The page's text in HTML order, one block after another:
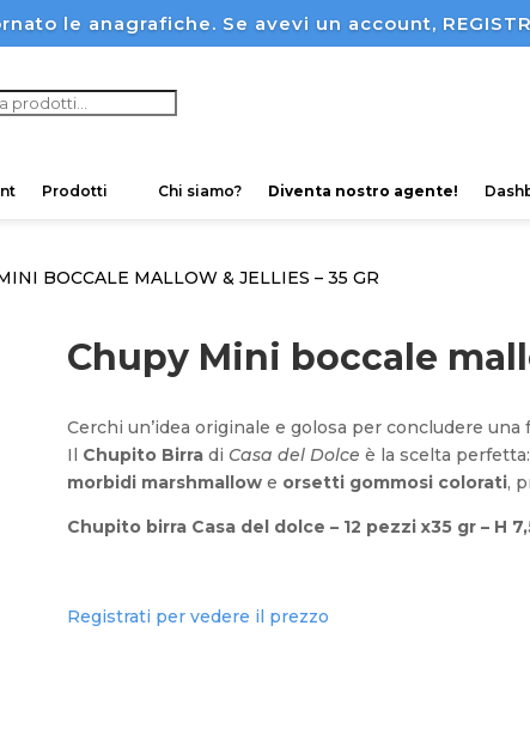
le anagrafiche. Se avevi un account,
Prodotti Chi siamo? Diventa nostro agente!
BOCCALE MALLOW & JELLIES – 35 GR
Chupy Mini boccale
Cerchi un’idea originale e golosa per concludere
Il Chupito Birradi Casa del Dolce è la scelta
morbidi marshmallowe orsetti gommosi colorati,
Chupito birra Casa del dolce – 12 pezzi x35 gr – H
Registrati per vedere il prezzo